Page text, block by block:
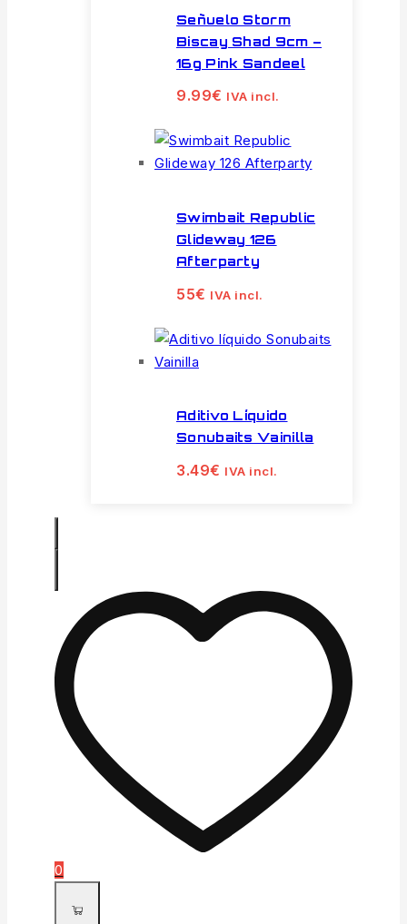
Señuelo Storm
Biscay Shad 9cm –
16g Pink Sandeel
9.99€ IVA incl.
Swimbait Republic
Glideway 126
Afterparty
55€ IVA incl.
Aditivo Líquido
Sonubaits Vainilla
3.49€ IVA incl.
0